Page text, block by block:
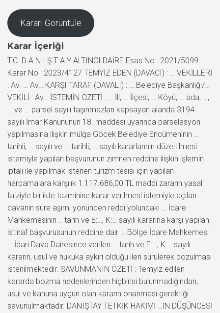
Kararı Görüntüle
Karar İçeriği
T.C. D A N I Ş T A Y ALTINCI DAİRE Esas No : 2021/5099
Karar No : 2023/4127 TEMYİZ EDEN (DAVACI) : … VEKİLLERİ
: Av. … Av… KARŞI TARAF (DAVALI) : … Belediye Başkanlığı/…
VEKİLİ : Av… İSTEMİN ÖZETİ : … İli, … İlçesi, … Köyü, … ada, …,
… ve … parsel sayılı taşınmazları kapsayan alanda 3194
sayılı İmar Kanununun 18. maddesi uyarınca parselasyon
yapılmasına ilişkin mülga Göcek Belediye Encümeninin …
tarihli, … sayılı ve … tarihli, … sayılı kararlarının düzeltilmesi
istemiyle yapılan başvurunun zımnen reddine ilişkin işlemin
iptali ile yapılmak istenen turizm tesisi için yapılan
harcamalara karşılık 1.117.686,00 TL maddi zararın yasal
faiziyle birlikte tazminine karar verilmesi istemiyle açılan
davanın süre aşımı yönünden reddi yolundaki … İdare
Mahkemesinin .. tarih ve E:…, K:… sayılı kararına karşı yapılan
istinaf başvurusunun reddine dair … Bölge İdare Mahkemesi
… İdari Dava Dairesince verilen … tarih ve E:…, K:… sayılı
kararın, usul ve hukuka aykırı olduğu ileri sürülerek bozulması
istenilmektedir. SAVUNMANIN ÖZETİ : Temyiz edilen
kararda bozma nedenlerinden hiçbirisi bulunmadığından,
usul ve kanuna uygun olan kararın onanması gerektiği
savunulmaktadır. DANIŞTAY TETKİK HAKİMİ …İN DÜŞÜNCESİ